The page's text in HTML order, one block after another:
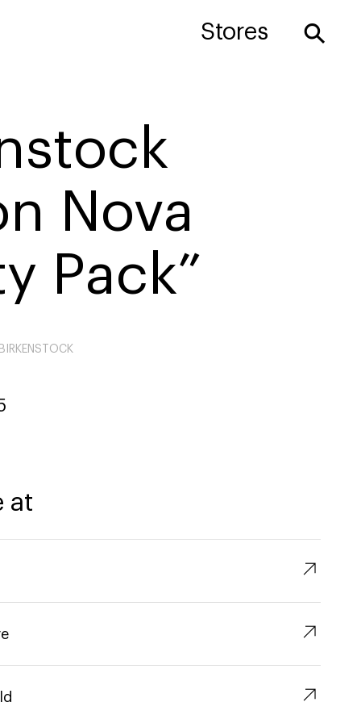
Stores ⚲
Nova
Pack”
BIRKENSTOCK
at
↗︎
↗︎
↗︎